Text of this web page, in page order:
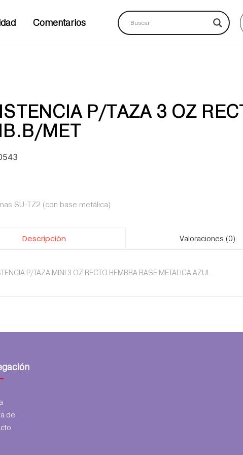
Comentarios
P/TAZA 3 OZ
MET
SU-TZ2 (con base metálica)
Descripción Valoraciones (0)
P/TAZA MINI 3 OZ RECTO HEMBRA BASE METALICA AZUL
de